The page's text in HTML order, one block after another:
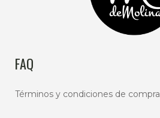
FAQ
Términos y condiciones de compra